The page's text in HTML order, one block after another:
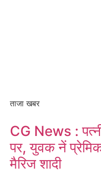
ताजा खबर
CG News :
पर, युवक नें
मैरिज शादी